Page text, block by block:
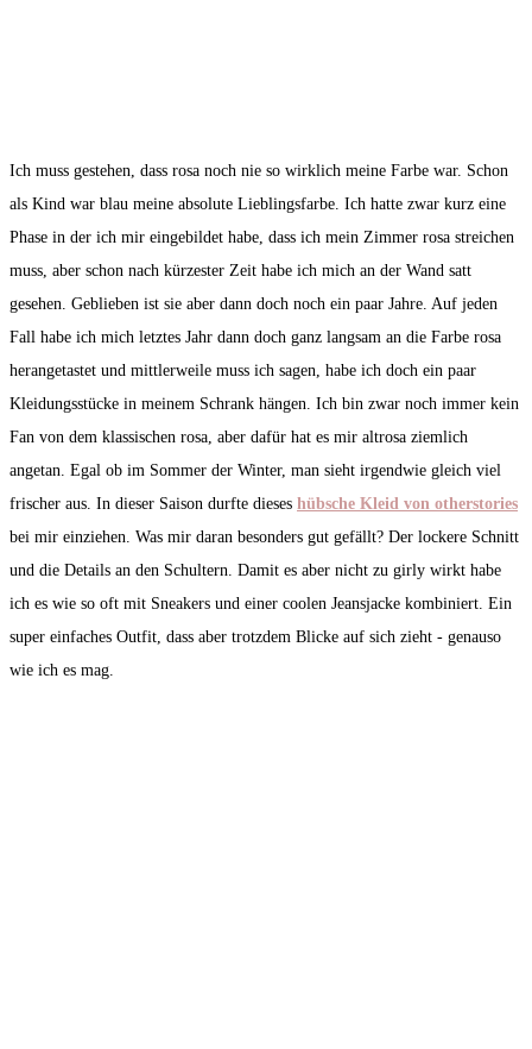
Ich muss gestehen, dass rosa noch nie so wirklich meine Farbe war. Schon
als Kind war blau meine absolute Lieblingsfarbe. Ich hatte zwar kurz eine
Phase in der ich mir eingebildet habe, dass ich mein Zimmer rosa streichen
muss, aber schon nach kürzester Zeit habe ich mich an der Wand satt
gesehen. Geblieben ist sie aber dann doch noch ein paar Jahre. Auf jeden
Fall habe ich mich letztes Jahr dann doch ganz langsam an die Farbe rosa
herangetastet und mittlerweile muss ich sagen, habe ich doch ein paar
Kleidungsstücke in meinem Schrank hängen. Ich bin zwar noch immer kein
Fan von dem klassischen rosa, aber dafür hat es mir altrosa ziemlich
angetan. Egal ob im Sommer der Winter, man sieht irgendwie gleich viel
frischer aus. In dieser Saison durfte dieses hübsche Kleid von otherstories
bei mir einziehen. Was mir daran besonders gut gefällt? Der lockere Schnitt
und die Details an den Schultern. Damit es aber nicht zu girly wirkt habe
ich es wie so oft mit Sneakers und einer coolen Jeansjacke kombiniert. Ein
super einfaches Outfit, dass aber trotzdem Blicke auf sich zieht - genauso
wie ich es mag.